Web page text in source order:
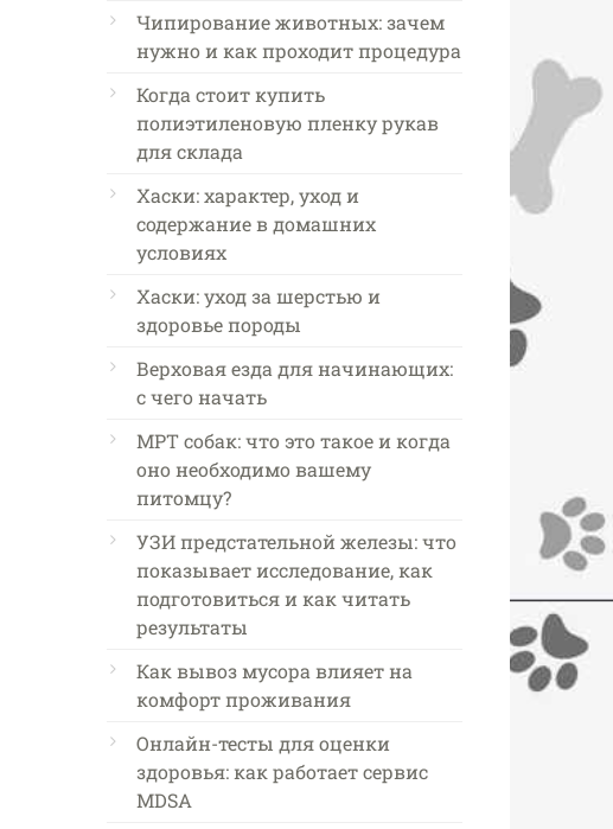
Чипирование животных: зачем
нужно и как проходит процедура
Когда стоит купить
полиэтиленовую пленку рукав
для склада
Хаски: характер, уход и
содержание в домашних
условиях
Хаски: уход за шерстью и
здоровье породы
Верховая езда для начинающих:
с чего начать
МРТ собак: что это такое и когда
оно необходимо вашему
питомцу?
УЗИ предстательной железы: что
показывает исследование, как
подготовиться и как читать
результаты
Как вывоз мусора влияет на
комфорт проживания
Онлайн-тесты для оценки
здоровья: как работает сервис
MDSA